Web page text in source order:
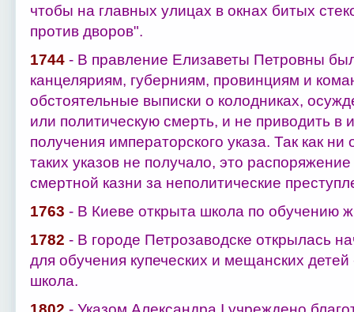
чтобы на главных улицах в окнах битых
против дворов".
1744- В правление Елизаветы Петровны
канцеляриям, губерниям, провинциям и
обстоятельные выписки о колодниках,
или политическую смерть, и не приводить в
получения императорского указа. Так как
таких указов не получало, это
смертной казни за неполитические
1763 - В Киеве открыта школа по обучению
1782 - В городе Петрозаводске открылась
для обучения купеческих и мещанских
школа.